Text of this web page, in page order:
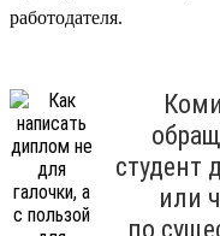
работодателя.
студент
или
по